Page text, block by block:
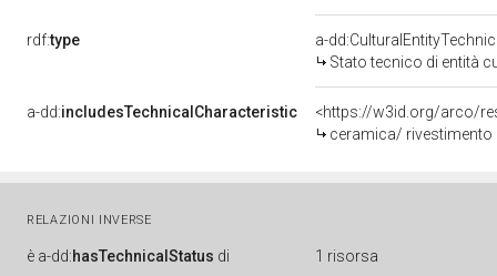
rdf:type
a-
Stato tecnico di entità
a-dd:includesTechnicalCharacteristic
ceramica/
RELAZIONI INVERSE
è a-dd:hasTechnicalStatus di 1 risorsa